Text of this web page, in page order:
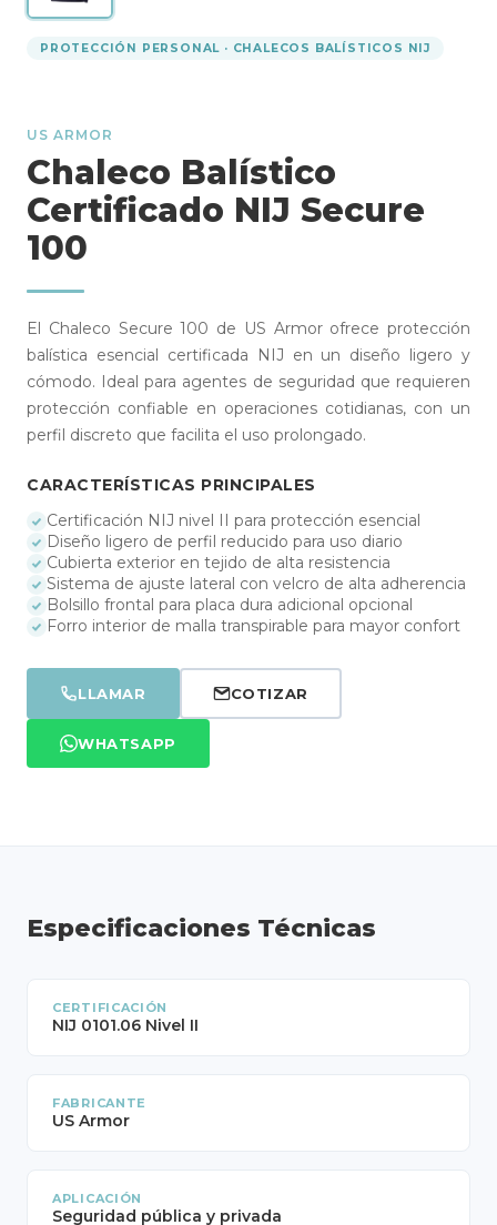
PROTECCIÓN PERSONAL · CHALECOS BALÍSTICOS NIJ
US ARMOR
Chaleco Balístico
Certificado NIJ Secure
100
El Chaleco Secure 100 de US Armor ofrece protección
balística esencial certificada NIJ en un diseño ligero y
cómodo. Ideal para agentes de seguridad que requieren
protección confiable en operaciones cotidianas, con un
perfil discreto que facilita el uso prolongado.
CARACTERÍSTICAS PRINCIPALES
Certificación NIJ nivel II para protección esencial
Diseño ligero de perfil reducido para uso diario
Cubierta exterior en tejido de alta resistencia
Sistema de ajuste lateral con velcro de alta adherencia
Bolsillo frontal para placa dura adicional opcional
Forro interior de malla transpirable para mayor confort
LLAMAR COTIZAR
WHATSAPP
Especificaciones Técnicas
CERTIFICACIÓN
NIJ 0101.06 Nivel II
FABRICANTE
US Armor
APLICACIÓN
Seguridad pública y privada